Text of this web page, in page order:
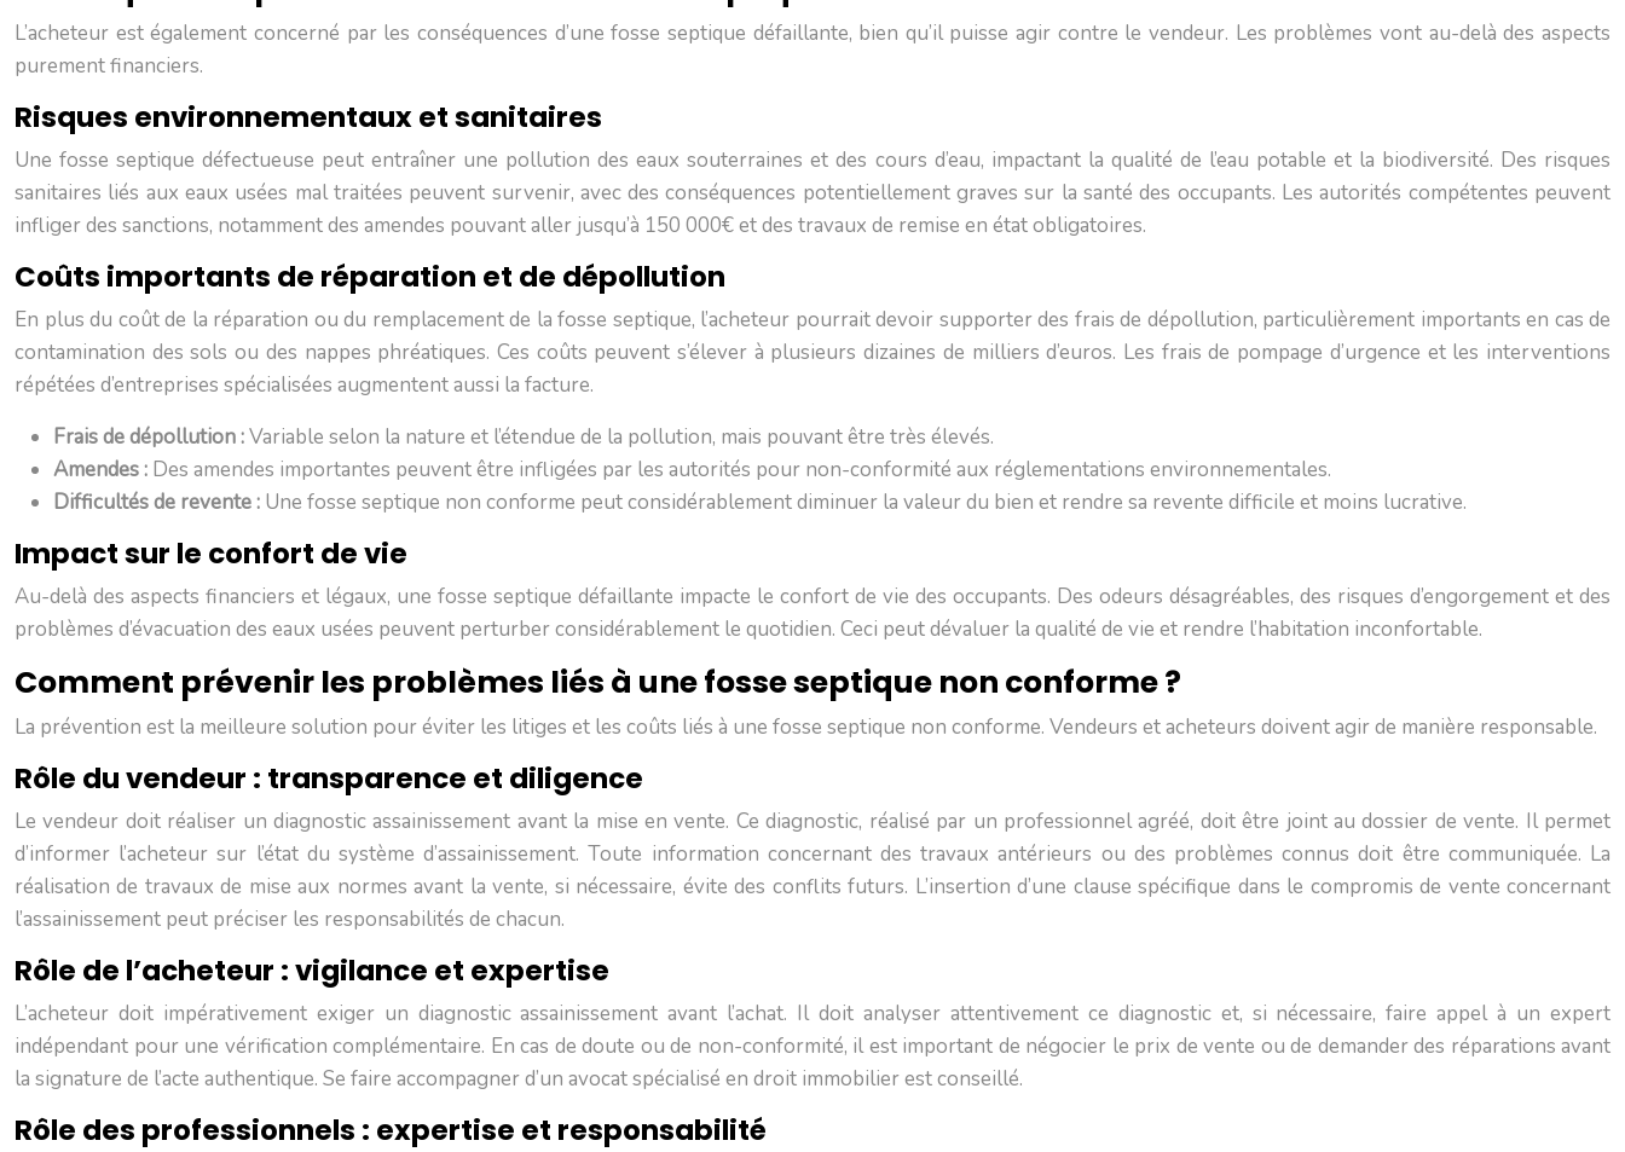
L’acheteur est également concerné par les conséquences d’une fosse septique défaillante, bien qu’il puisse agir contre le vendeur. Les problèmes vont au-delà des aspects
purement financiers.
Risques environnementaux et sanitaires
Une fosse septique défectueuse peut entraîner une pollution des eaux souterraines et des cours d’eau, impactant la qualité de l’eau potable et la biodiversité. Des risques
sanitaires liés aux eaux usées mal traitées peuvent survenir, avec des conséquences potentiellement graves sur la santé des occupants. Les autorités compétentes peuvent
infliger des sanctions, notamment des amendes pouvant aller jusqu’à 150 000€ et des travaux de remise en état obligatoires.
Coûts importants de réparation et de dépollution
En plus du coût de la réparation ou du remplacement de la fosse septique, l’acheteur pourrait devoir supporter des frais de dépollution, particulièrement importants en cas de
contamination des sols ou des nappes phréatiques. Ces coûts peuvent s’élever à plusieurs dizaines de milliers d’euros. Les frais de pompage d’urgence et les interventions
répétées d’entreprises spécialisées augmentent aussi la facture.
Frais de dépollution :Variable selon la nature et l’étendue de la pollution, mais pouvant être très élevés.
Amendes : Des amendes importantes peuvent être infligées par les autorités pour non-conformité aux réglementations environnementales.
Difficultés de revente : Une fosse septique non conforme peut considérablement diminuer la valeur du bien et rendre sa revente difficile et moins lucrative.
Impact sur le confort de vie
Au-delà des aspects financiers et légaux, une fosse septique défaillante impacte le confort de vie des occupants. Des odeurs désagréables, des risques d’engorgement et des
problèmes d’évacuation des eaux usées peuvent perturber considérablement le quotidien. Ceci peut dévaluer la qualité de vie et rendre l’habitation inconfortable.
Comment prévenir les problèmes liés à une fosse septique non conforme ?
La prévention est la meilleure solution pour éviter les litiges et les coûts liés à une fosse septique non conforme. Vendeurs et acheteurs doivent agir de manière responsable.
Rôle du vendeur : transparence et diligence
Le vendeur doit réaliser un diagnostic assainissement avant la mise en vente. Ce diagnostic, réalisé par un professionnel agréé, doit être joint au dossier de vente. Il permet
d’informer l’acheteur sur l’état du système d’assainissement. Toute information concernant des travaux antérieurs ou des problèmes connus doit être communiquée. La
réalisation de travaux de mise aux normes avant la vente, si nécessaire, évite des conflits futurs. L’insertion d’une clause spécifique dans le compromis de vente concernant
l’assainissement peut préciser les responsabilités de chacun.
Rôle de l’acheteur : vigilance et expertise
L’acheteur doit impérativement exiger un diagnostic assainissement avant l’achat. Il doit analyser attentivement ce diagnostic et, si nécessaire, faire appel à un expert
indépendant pour une vérification complémentaire. En cas de doute ou de non-conformité, il est important de négocier le prix de vente ou de demander des réparations avant
la signature de l’acte authentique. Se faire accompagner d’un avocat spécialisé en droit immobilier est conseillé.
Rôle des professionnels : expertise et responsabilité